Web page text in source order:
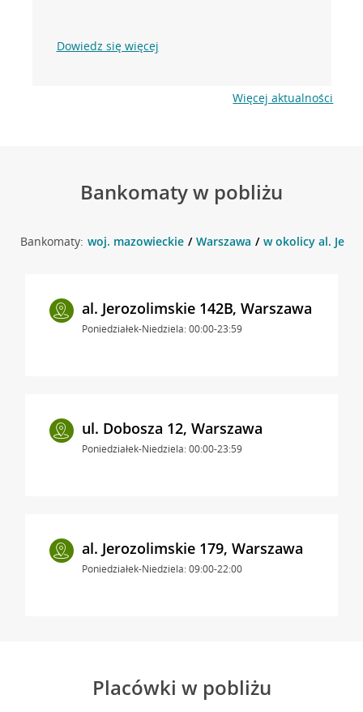
Dowiedz się więcej
Więcej aktualności
Bankomaty w pobliżu
Bankomaty: woj. mazowieckie Warszawa w okolicy al.
al. Jerozolimskie 142B, Warszawa
Poniedziałek-Niedziela: 00:00-23:59
ul. Dobosza 12, Warszawa
Poniedziałek-Niedziela: 00:00-23:59
al. Jerozolimskie 179, Warszawa
Poniedziałek-Niedziela: 09:00-22:00
Placówki w pobliżu